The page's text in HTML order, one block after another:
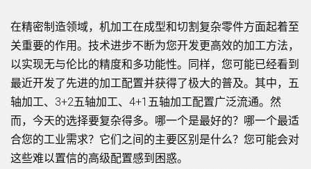
在精密制造领域，机加工在成型和切割复杂零件方面起着至
关重要的作用。技术进步不断为您开发更高效的加工方法，
以实现无与伦比的精度和多功能性。同样，您可能已经看到
最近开发了先进的加工配置并获得了极大的普及。其中，五
轴加工、3+2五轴加工、4+1五轴加工配置广泛流通。然
而，今天的选择要复杂得多。哪一个是最好的？哪一个最适
合您的工业需求？它们之间的主要区别是什么？您可能会对
这些难以置信的高级配置感到困惑。